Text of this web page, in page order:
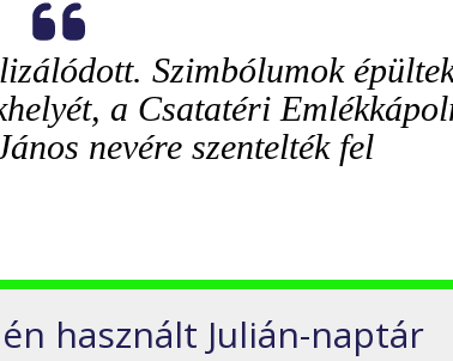
Szimbólumok
a Csatatéri
nevére szentelték fel
használt Julián-naptár